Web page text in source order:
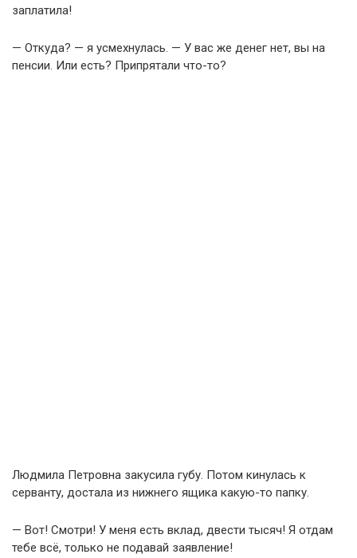
заплатила!
— Откуда? — я усмехнулась. — У вас же денег нет, вы на
пенсии. Или есть? Припрятали что-то?
Людмила Петровна закусила губу. Потом кинулась к
серванту, достала из нижнего ящика какую-то папку.
— Вот! Смотри! У меня есть вклад, двести тысяч! Я отдам
тебе всё, только не подавай заявление!